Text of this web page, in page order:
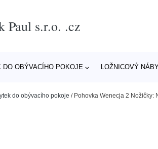
Paul s.r.o. .cz
DO OBÝVACÍHO POKOJE LOŽNICOVÝ
do obývacího pokoje / Pohovka Wenecja 2 Nožičky: